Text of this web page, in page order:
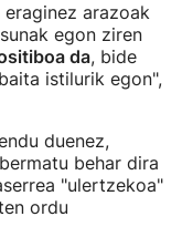
arazoak
egon ziren
da, bide
istilurik egon",
duenez,
behar dira
"ulertzekoa"
ordu